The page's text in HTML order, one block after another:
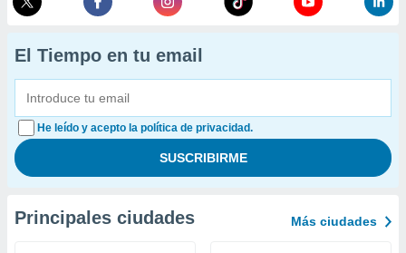
El Tiempo en tu email
He leído y acepto la política de privacidad.
Principales ciudades Más ciudades